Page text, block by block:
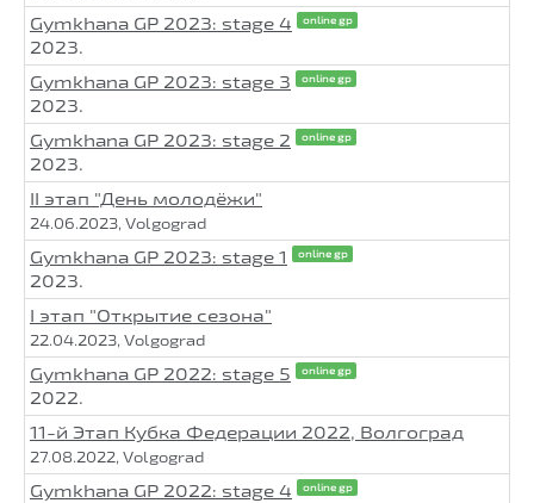
Gymkhana GP 2023: stage 4 online gp
2023.
Gymkhana GP 2023: stage 3
online gp
2023.
Gymkhana GP 2023: stage 2
online gp
2023.
II этап "День молодёжи"
24.06.2023, Volgograd
Gymkhana GP 2023: stage 1 online gp
2023.
I этап "Открытие сезона"
22.04.2023, Volgograd
Gymkhana GP 2022: stage 5 online gp
2022.
11-й Этап Кубка Федерации 2022, Волгоград
27.08.2022, Volgograd
Gymkhana GP 2022: stage 4 online gp